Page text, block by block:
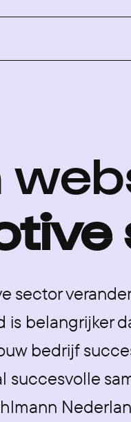
sector
is belangrijker
bedrijf
succesvolle